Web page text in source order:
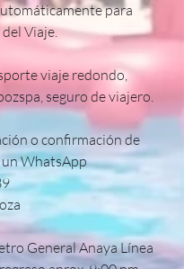
para
Viaje.
viaje redondo,
seguro de viajero.
o confirmación de
un WhatsApp
General Anaya Línea